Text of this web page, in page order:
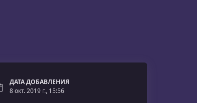
ДАТА ДОБАВЛЕНИЯ
8 окт. 2019 г., 15:56